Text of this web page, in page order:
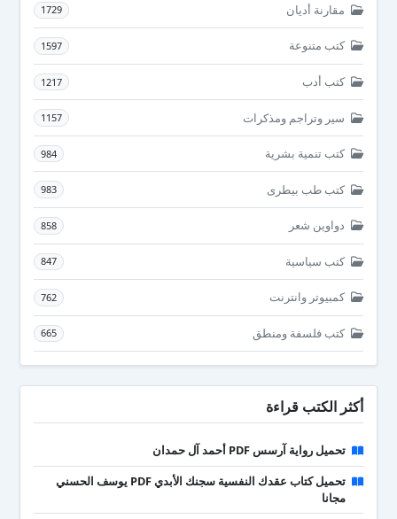
مقارنة أديان 1729
كتب متنوعة 1597
كتب أدب 1217
سير وتراجم ومذكرات 1157
كتب تنمية بشرية 984
كتب طب بيطرى 983
دواوين شعر 858
كتب سياسية 847
كمبيوتر وانترنت 762
كتب فلسفة ومنطق 665
أكثر الكتب قراءة
تحميل رواية آرسس PDF أحمد آل حمدان
تحميل كتاب عقدك النفسية سجنك الأبدي PDF يوسف الحسني
مجانا